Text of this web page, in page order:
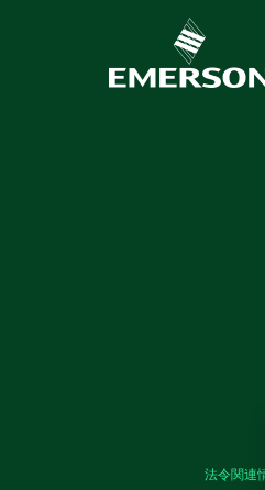
法令関連